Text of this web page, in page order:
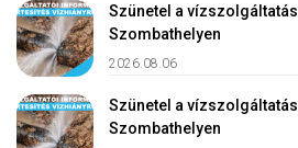
Szünetel a vízszolgáltatás
Szombathelyen
2026.08.06
Szünetel a vízszolgáltatás
Szombathelyen